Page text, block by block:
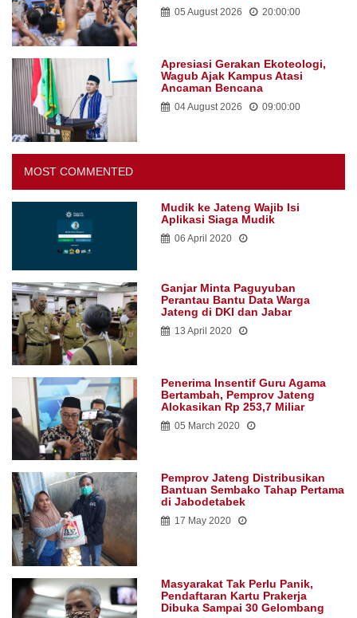
05 August 2026 20:00:00
Apresiasi Gerakan Ekoteologi,
Wagub Ajak Kampus Atasi
Ancaman Bencana
04 August 2026 09:00:00
MOST COMMENTED
Mudik ke Jateng Wajib Isi
Aplikasi Siaga Mudik
06 April 2020
Ganjar Minta Paguyuban
Perantau Bantu Data Warga
Jateng di DKI dan Jabar
13 April 2020
Penerima Insentif Guru Agama
Bertambah, Pemprov Jateng
Alokasikan Rp 253,7 Miliar
05 March 2020
Pemprov Jateng Distribusikan
Bantuan Sembako Tahap Pertama
di Jabodetabek
17 May 2020
Masyarakat Tak Perlu Panik,
Pendaftaran Kartu Prakerja
Dibuka Sampai 30 Gelombang